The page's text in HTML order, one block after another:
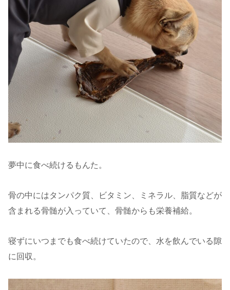
夢中に食べ続けるもんた。
骨の中にはタンパク質、ビタミン、ミネラル、脂質などが
含まれる骨髄が入っていて、骨髄からも栄養補給。
寝ずにいつまでも食べ続けていたので、水を飲んでいる隙
に回収。